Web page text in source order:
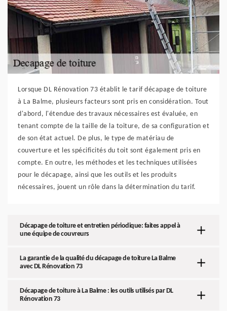
Lorsque DL Rénovation 73 établit le tarif décapage de toiture
à La Balme, plusieurs facteurs sont pris en considération. Tout
d'abord, l'étendue des travaux nécessaires est évaluée, en
tenant compte de la taille de la toiture, de sa configuration et
de son état actuel. De plus, le type de matériau de
couverture et les spécificités du toit sont également pris en
compte. En outre, les méthodes et les techniques utilisées
pour le décapage, ainsi que les outils et les produits
nécessaires, jouent un rôle dans la détermination du tarif.
Décapage de toiture et entretien périodique: faites appel à
une équipe de couvreurs
La garantie de la qualité du décapage de toiture La Balme
avec DL Rénovation 73
Décapage de toiture à La Balme : les outils utilisés par DL
Rénovation 73